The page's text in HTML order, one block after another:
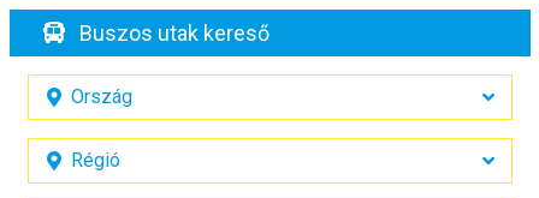
Buszos utak kereső